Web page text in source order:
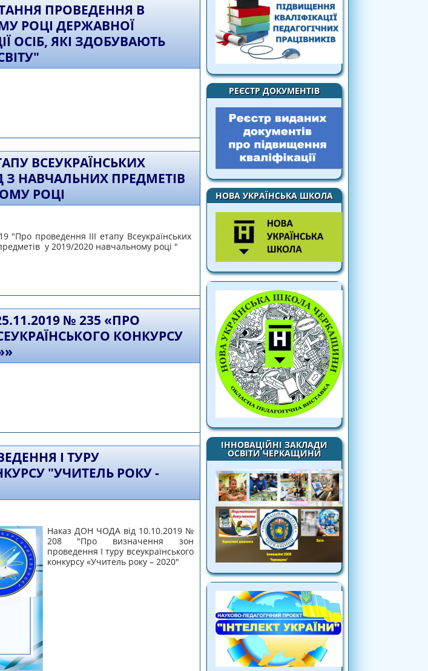
РЕЄСТР ДОКУМЕНТІВ
НОВА УКРАЇНСЬКА ШКОЛА
ІННОВАЦІЙНІ ЗАКЛАДИ
ОСВІТИ ЧЕРКАЩИНИ
ПРОВЕДЕННЯ В
РОЦІ ДЕРЖАВНОЇ
ОСІБ, ЯКІ ЗДОБУВАЮТЬ
питання проведення в 2019/2020 навчальному році державної підсумкової
атестації осіб, які здобувають загальну середню освіту"
ВСЕУКРАЇНСЬКИХ
З НАВЧАЛЬНИХ ПРЕДМЕТІВ
РОЦІ
проведення ІІІ етапу Всеукраїнських
у 2019/2020 навчальному році "
ІІІ етапу Всеукраїнських учнівських олімпіад з навчальних предметів у
№ 235 «ПРО
КОНКУРСУ
25.11.2019 № 235 «ПРО ПРОВЕДЕННЯ ІІ ТУРУ ВСЕУКРАЇНСЬКОГО КОНКУРСУ
І ТУРУ
"УЧИТЕЛЬ РОКУ -
Наказ ДОН ЧОДА від 10.10.2019 №
208 "Про визначення зон
проведення І туру всеукраїнського
конкурсу «Учитель року – 2020"